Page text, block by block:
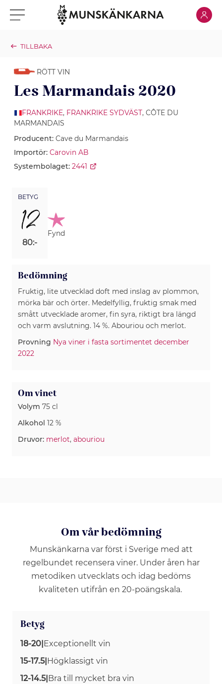
Klicka för meny Klicka
TILLBAKA
RÖTT VIN
Les Marmandais 2020
FRANKRIKE, FRANKRIKE SYDVÄST, CÔTE DU
MARMANDAIS
Producent: Cave du Marmandais
Importör: Carovin AB
Systembolaget: 2441
BETYG
12
80:-
Fynd
Bedömning
Fruktig, lite utvecklad doft med inslag av plommon,
mörka bär och örter. Medelfyllig, fruktig smak med
smått utvecklade aromer, fin syra, riktigt bra längd
och varm avslutning. 14 %. Abouriou och merlot.
Provning Nya viner i fasta sortimentet december
2022
Om vinet
Volym 75 cl
Alkohol 12 %
Druvor: merlot, abouriou
Om vår bedömning
Munskänkarna var först i Sverige med att
regelbundet recensera viner. Under åren har
metodiken utvecklats och idag bedöms
kvaliteten utifrån en 20-poängskala.
Betyg
18-20 Exceptionellt vin
15-17.5| Högklassigt vin
12-14.5| Bra till mycket bra vin